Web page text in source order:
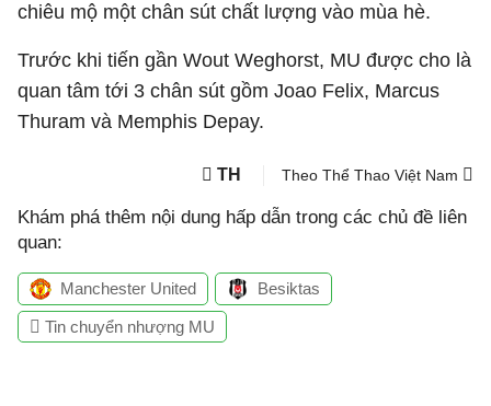
chiêu mộ một chân sút chất lượng vào mùa hè.
Trước khi tiến gần Wout Weghorst, MU được cho là
quan tâm tới 3 chân sút gồm Joao Felix, Marcus
Thuram và Memphis Depay.
TH Theo Thể Thao Việt Nam
Khám phá thêm nội dung hấp dẫn trong các chủ đề liên
quan:
Manchester United Besiktas
Tin chuyển nhượng MU